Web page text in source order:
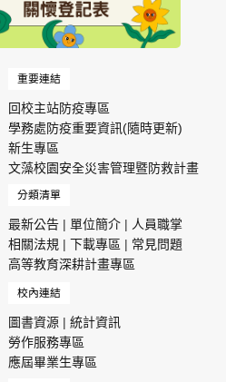
重要連結
回校主站防疫專區
學務處防疫重要資訊(隨時更新)
新生專區
文藻校園安全災害管理暨防救計畫
分類清單
最新公告 | 單位簡介 | 人員職掌
相關法規 | 下載專區 | 常見問題
高等教育深耕計畫專區
校內連結
圖書資源 | 統計資訊
勞作服務專區
應屆畢業生專區